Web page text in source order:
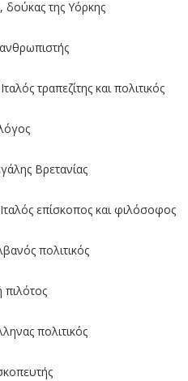
δούκας της Υόρκης
τραπεζίτης και πολιτικός
Βρετανίας
επίσκοπος και φιλόσοφος
πολιτικός
πιλότος
πολιτικός